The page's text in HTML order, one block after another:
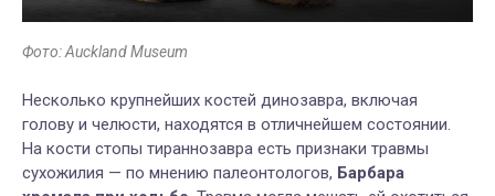
Фото: Auckland Museum
Несколько крупнейших костей динозавра, включая
голову и челюсти, находятся в отличнейшем состоянии.
На кости стопы тираннозавра есть признаки травмы
сухожилия — по мнению палеонтологов, Барбара